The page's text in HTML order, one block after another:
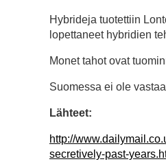
Hybrideja tuotettiin
lopettaneet hybridien
Monet tahot ovat
Suomessa ei ole
Lähteet:
http://
secretively-past-